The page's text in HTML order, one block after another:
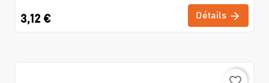
3,12 € Détails